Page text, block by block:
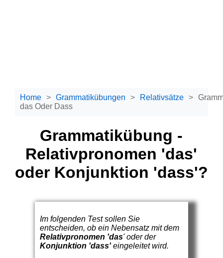
Home Grammatikübungen Relativsätze
das Oder Dass
Grammatikübung -
Relativpronomen 'das'
oder Konjunktion 'dass'?
Im folgenden Test sollen Sie
entscheiden, ob ein Nebensatz mit dem
Relativpronomen 'das' oder der
Konjunktion 'dass'eingeleitet wird.